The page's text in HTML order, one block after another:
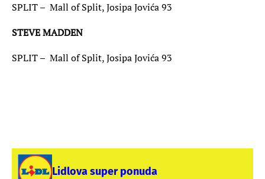
SPLIT – Mall of Split, Josipa Jovića 93
STEVE MADDEN
SPLIT – Mall of Split, Josipa Jovića 93
Lidlova super ponuda